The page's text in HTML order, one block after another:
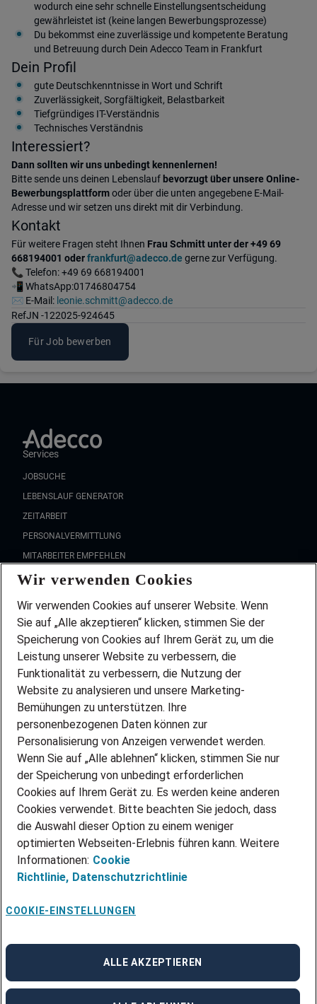
wodurch eine sehr schnelle Einstellungsentscheidung
gewährleistet ist (keine langen Bewerbungsprozesse)
Du bekommst eine zuverlässige und kompetente Beratung
und Betreuung durch Dein Adecco Team in Frankfurt
Dein Profil
gute Deutschkenntnisse in Wort und Schrift
Zuverlässigkeit, Sorgfältigkeit, Belastbarkeit
Tiefgründiges IT-Verständnis
Technisches Verständnis
Interessiert?
Dann sollten wir uns unbedingt kennenlernen!
Bitte sende uns deinen Lebenslauf bevorzugt über unsere Online-
Bewerbungsplattformoder über die unten angegebene E-Mail-
Adresse und wir setzen uns direkt mit dir Verbindung.
Kontakt
Für weitere Fragen steht Ihnen Frau Schmitt unter der +49 69
668194001 oderfrankfurt@adecco.de gerne zur Verfügung.
📞 Telefon: +49 69 668194001
📲 WhatsApp:01746804754
✉️ E-Mail: leonie.schmitt@adecco.de
RefJN -122025-924645
Für Job bewerben
Services
JOBSUCHE
LEBENSLAUF GENERATOR
ZEITARBEIT
PERSONALVERMITTLUNG
MITARBEITER EMPFEHLEN
FAQ
Wir stellen ein!
DEINE BERUFSGRUPPE
DEINE LEBENSSITUATION
PARTNERSHIP WITH AIRBUS
INITIATIV BEWERBEN
ÜBER UNS
STANDORTE
BLOG
PRESSE
KONTAKT
@Adecco 2026
IMPRESSUM
DATENSCHUTZ
NUTZUNGSBEDINGUNGEN
COOKIE-RICHTLINIEN
BESCHWERDESTELLE
linkedinFacebook
Instagram
Wir verwenden Cookies
Wir verwenden Cookies auf unserer Website. Wenn
Sie auf „Alle akzeptieren“ klicken, stimmen Sie der
Speicherung von Cookies auf Ihrem Gerät zu, um die
Leistung unserer Website zu verbessern, die
Funktionalität zu verbessern, die Nutzung der
Website zu analysieren und unsere Marketing-
Bemühungen zu unterstützen. Ihre
personenbezogenen Daten können zur
Personalisierung von Anzeigen verwendet werden.
Wenn Sie auf „Alle ablehnen“ klicken, stimmen Sie nur
der Speicherung von unbedingt erforderlichen
Cookies auf Ihrem Gerät zu. Es werden keine anderen
Cookies verwendet. Bitte beachten Sie jedoch, dass
die Auswahl dieser Option zu einem weniger
optimierten Webseiten-Erlebnis führen kann. Weitere
Informationen: Cookie
Richtlinie, Datenschutzrichtlinie
COOKIE-EINSTELLUNGEN
ALLE AKZEPTIEREN